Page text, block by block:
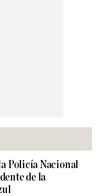
Policía Nacional
de la